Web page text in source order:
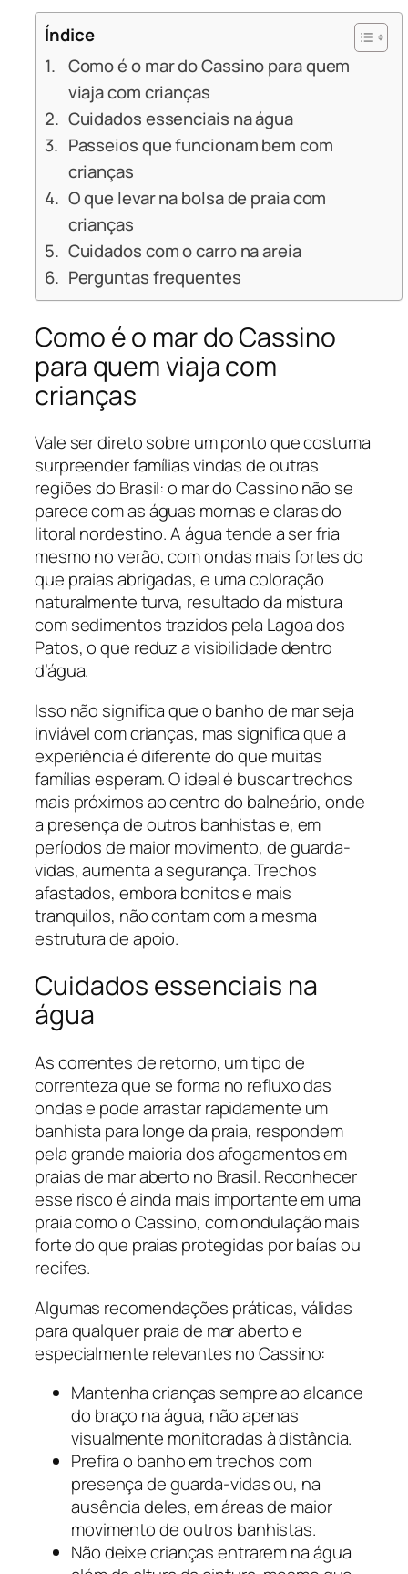
Índice
Como é o mar do Cassino para quem
viaja com crianças
Cuidados essenciais na água
Passeios que funcionam bem com
crianças
O que levar na bolsa de praia com
crianças
Cuidados com o carro na areia
Perguntas frequentes
Como é o mar do Cassino
para quem viaja com
crianças
Vale ser direto sobre um ponto que costuma
surpreender famílias vindas de outras
regiões do Brasil: o mar do Cassino não se
parece com as águas mornas e claras do
litoral nordestino. A água tende a ser fria
mesmo no verão, com ondas mais fortes do
que praias abrigadas, e uma coloração
naturalmente turva, resultado da mistura
com sedimentos trazidos pela Lagoa dos
Patos, o que reduz a visibilidade dentro
d’água.
Isso não significa que o banho de mar seja
inviável com crianças, mas significa que a
experiência é diferente do que muitas
famílias esperam. O ideal é buscar trechos
mais próximos ao centro do balneário, onde
a presença de outros banhistas e, em
períodos de maior movimento, de guarda-
vidas, aumenta a segurança. Trechos
afastados, embora bonitos e mais
tranquilos, não contam com a mesma
estrutura de apoio.
Cuidados essenciais na
água
As correntes de retorno, um tipo de
correnteza que se forma no refluxo das
ondas e pode arrastar rapidamente um
banhista para longe da praia, respondem
pela grande maioria dos afogamentos em
praias de mar aberto no Brasil. Reconhecer
esse risco é ainda mais importante em uma
praia como o Cassino, com ondulação mais
forte do que praias protegidas por baías ou
recifes.
Algumas recomendações práticas, válidas
para qualquer praia de mar aberto e
especialmente relevantes no Cassino:
Mantenha crianças sempre ao alcance
do braço na água, não apenas
visualmente monitoradas à distância.
Prefira o banho em trechos com
presença de guarda-vidas ou, na
ausência deles, em áreas de maior
movimento de outros banhistas.
Não deixe crianças entrarem na água